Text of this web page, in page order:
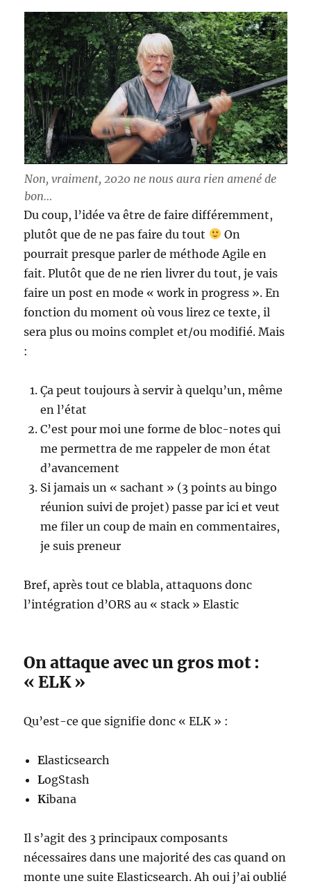
Non, vraiment, 2020 ne nous aura rien amené de
bon…
Du coup, l’idée va être de faire différemment,
plutôt que de ne pas faire du tout
On
pourrait presque parler de méthode Agile en
fait. Plutôt que de ne rien livrer du tout, je vais
faire un post en mode « work in progress ». En
fonction du moment où vous lirez ce texte, il
sera plus ou moins complet et/ou modifié. Mais
:
Ça peut toujours à servir à quelqu’un, même
en l’état
C’est pour moi une forme de bloc-notes qui
me permettra de me rappeler de mon état
d’avancement
Si jamais un « sachant » (3 points au bingo
réunion suivi de projet) passe par ici et veut
me filer un coup de main en commentaires,
je suis preneur
Bref, après tout ce blabla, attaquons donc
l’intégration d’ORS au « stack » Elastic
On attaque avec un gros mot :
« ELK »
Qu’est-ce que signifie donc « ELK » :
Elasticsearch
LogStash
Kibana
Il s’agit des 3 principaux composants
nécessaires dans une majorité des cas quand on
monte une suite Elasticsearch. Ah oui j’ai oublié